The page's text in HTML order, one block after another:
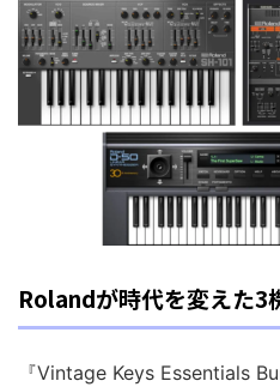
Rolandが時代を変えた3
『Vintage Keys Essentials